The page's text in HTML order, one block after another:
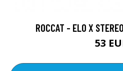
ROCCAT - ELO X
53